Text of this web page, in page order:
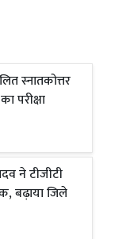
स्नातकोत्तर
परीक्षा
ने टीजीटी
बढ़ाया जिले